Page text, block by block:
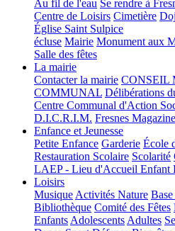
Au fil de l'eau Se rendre à
Centre de Loisirs Cimetière
Église Saint Sulpice
écluse Mairie Monument aux
Salle des fêtes
La mairie
Contacter la mairie CONSEIL
COMMUNAL Délibérations
Centre Communal d'Action
D.I.C.R.I.M. Fresnes
Enfance et Jeunesse
Petite Enfance Garderie École
Restauration Scolaire Scolarité
LAEP - Lieu d'Accueil Enfant
Loisirs
MusiqueActivités Nature
Bibliothèque Comité des Fêtes
EnfantsAdolescentsAdultes